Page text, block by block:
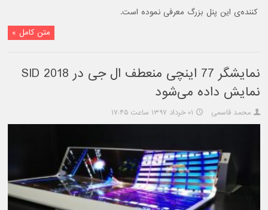
کننده‌ی این پنل بزرگ معرفی نموده است.
متن کامل »
نمایشگر 77 اینچی منعطف ال جی در SID 2018
نمایش داده می‌شود
محمد قاسمی ۰۱ خرداد ۱۳۹۷ ساعت ۱۷:۴۵